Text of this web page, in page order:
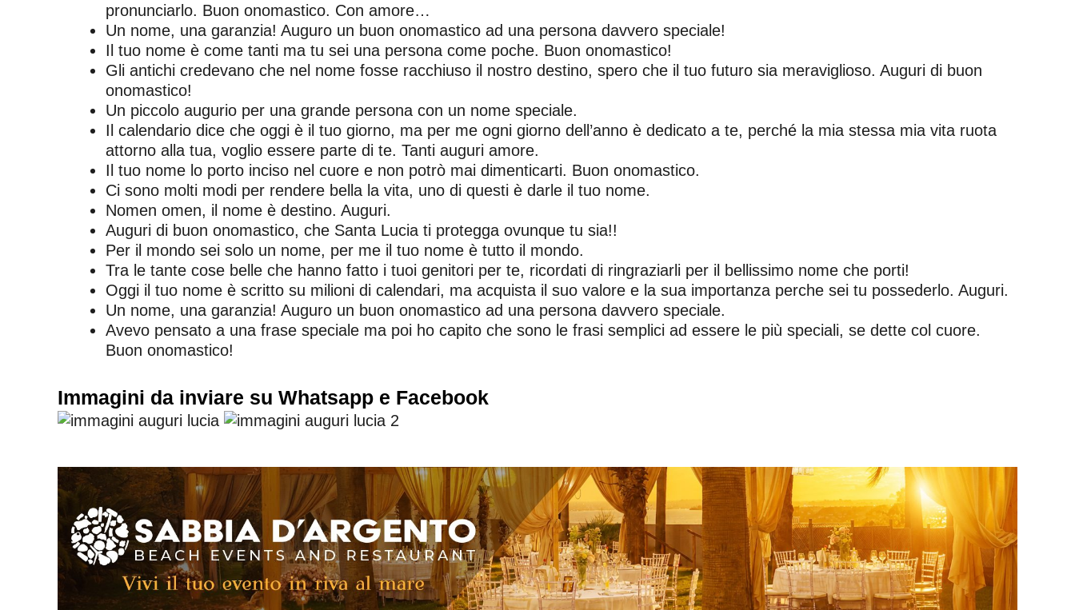
pronunciarlo. Buon onomastico. Con amore…
Un nome, una garanzia! Auguro un buon onomastico ad una persona davvero speciale!
Il tuo nome è come tanti ma tu sei una persona come poche. Buon onomastico!
Gli antichi credevano che nel nome fosse racchiuso il nostro destino, spero che il tuo futuro sia meraviglioso. Auguri di buon
onomastico!
Un piccolo augurio per una grande persona con un nome speciale.
Il calendario dice che oggi è il tuo giorno, ma per me ogni giorno dell’anno è dedicato a te, perché la mia stessa mia vita ruota
attorno alla tua, voglio essere parte di te. Tanti auguri amore.
Il tuo nome lo porto inciso nel cuore e non potrò mai dimenticarti. Buon onomastico.
Ci sono molti modi per rendere bella la vita, uno di questi è darle il tuo nome.
Nomen omen, il nome è destino. Auguri.
Auguri di buon onomastico, che Santa Lucia ti protegga ovunque tu sia!!
Per il mondo sei solo un nome, per me il tuo nome è tutto il mondo.
Tra le tante cose belle che hanno fatto i tuoi genitori per te, ricordati di ringraziarli per il bellissimo nome che porti!
Oggi il tuo nome è scritto su milioni di calendari, ma acquista il suo valore e la sua importanza perche sei tu possederlo. Auguri.
Un nome, una garanzia! Auguro un buon onomastico ad una persona davvero speciale.
Avevo pensato a una frase speciale ma poi ho capito che sono le frasi semplici ad essere le più speciali, se dette col cuore.
Buon onomastico!
Immagini da inviare su Whatsapp e Facebook